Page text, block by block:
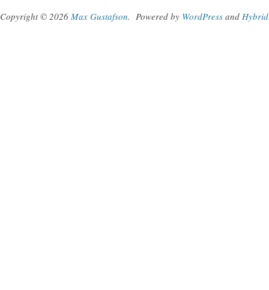
Copyright © 2026 Max Gustafson. Powered by WordPress and Hybrid